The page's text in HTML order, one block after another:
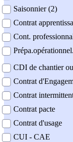
Saisonnier (2)
Contrat
Cont.
CDI de chantier
Contrat
Contrat
Contrat pacte
Contrat d'usage
CUI - CAE